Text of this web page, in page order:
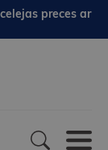
preces ar